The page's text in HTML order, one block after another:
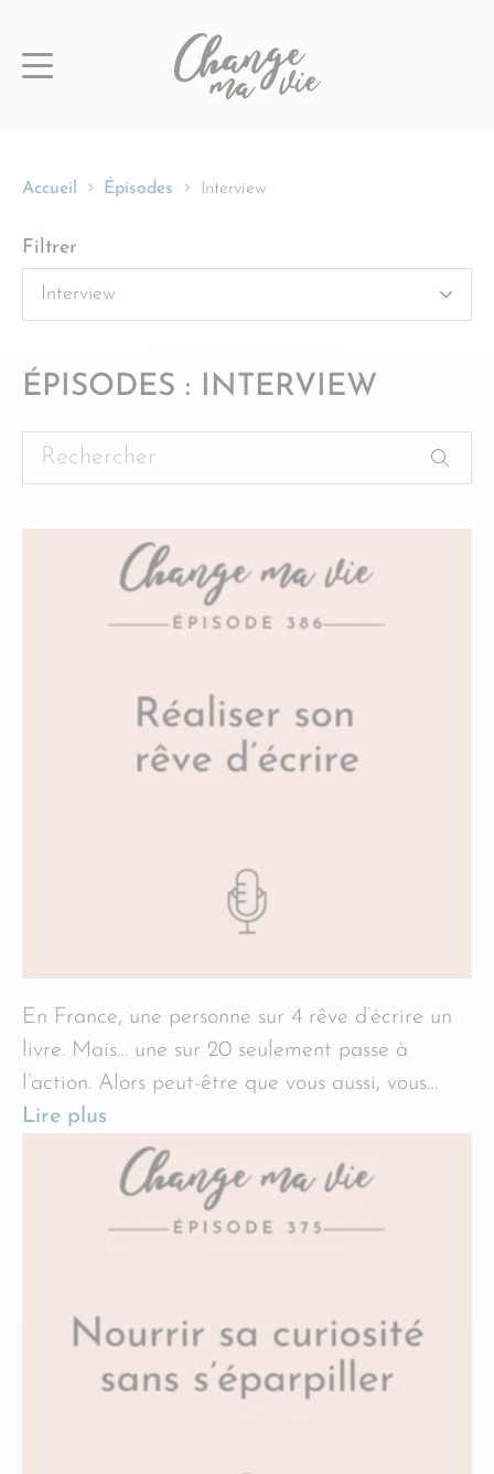
au
Accueil Épisodes Interview
Filtrer
ÉPISODES : INTERVIEW
Rechercher
En France, une personne sur 4 rêve d’écrire un
livre. Mais… une sur 20 seulement passe à
l’action. Alors peut-être que vous aussi, vous…
Lire plus